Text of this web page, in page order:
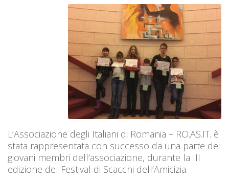
L’Associazione degli Italiani di Romania – RO.AS.IT. è
stata rappresentata con successo da una parte dei
giovani membri dell’associazione, durante la III
edizione del Festival di Scacchi dell’Amicizia.